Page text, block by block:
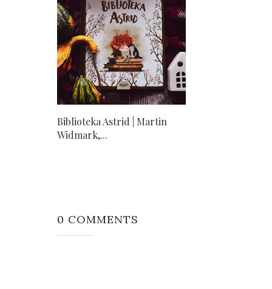
Biblioteka Astrid | Martin
Widmark,...
0 COMMENTS